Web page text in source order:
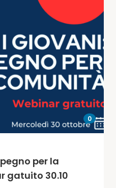
0
per la
gatuito 30.10